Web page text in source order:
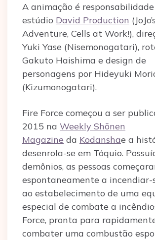
A animação é
estúdio David Production
Adventure, Cells at Work!),
Yuki Yase (Nisemonogatari),
Gakuto Haishima e design de
personagens por Hideyuki
(Kizumonogatari).
Fire Force começou a ser
2015 na Weekly Shōnen
Magazine da Kodanshae a
desenrola-se em Tóquio.
demônios, as pessoas
espontaneamente a incendiar-
ao estabelecimento de uma
especial de combate a
Force, pronta para
combater uma combustão